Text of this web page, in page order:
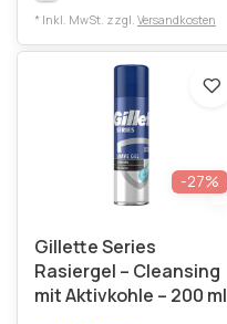
* Inkl. MwSt. zzgl. Versandkosten
-27%
Gillette Series
Rasiergel – Cleansing
mit Aktivkohle – 200 ml